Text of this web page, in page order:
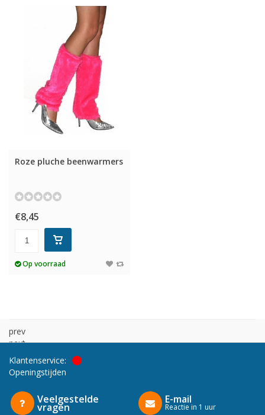
Roze pluche beenwarmers
€8,45
Op voorraad
prev
next
Klantenservice:
Openingstijden
Veelgestelde
vragen
E-mail
Reactie in 1 uur